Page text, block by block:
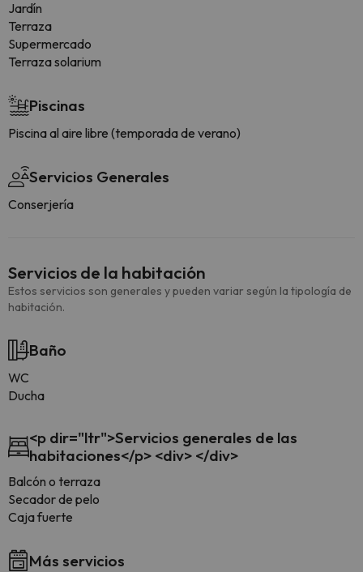
Jardín
Terraza
Supermercado
Terraza solarium
Piscinas
Piscina al aire libre (temporada de verano)
Servicios Generales
Conserjería
Servicios de la habitación
Estos servicios son generales y pueden variar según la tipología de
habitación.
Baño
WC
Ducha
<p dir="ltr">Servicios generales de las
habitaciones</p> <div> </div>
Balcón o terraza
Secador de pelo
Caja fuerte
Más servicios